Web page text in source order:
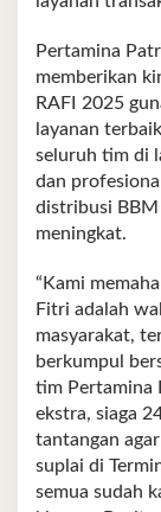
Pertamina
memberikan
RAFI 2025
layanan
seluruh tim di
dan
distribusi BBM
meningkat.
“Kami
Fitri adalah
masyarakat,
berkumpul
tim Pertamina
ekstra, siaga
tantangan
suplai di
semua sudah